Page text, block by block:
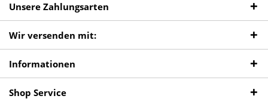
Unsere Zahlungsarten
Wir versenden mit:
Informationen
Shop Service